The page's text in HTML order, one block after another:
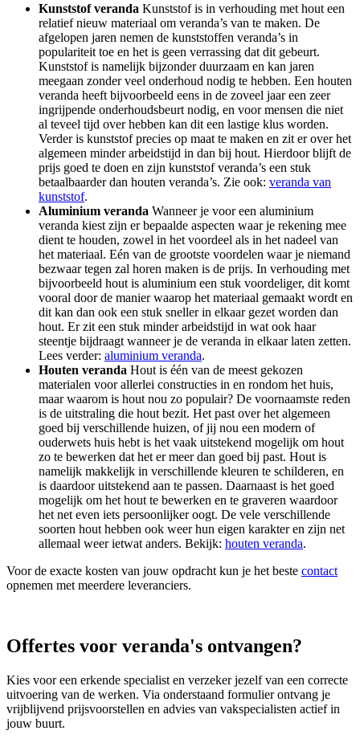
Kunststof veranda Kunststof is in verhouding met hout een
relatief nieuw materiaal om veranda’s van te maken. De
afgelopen jaren nemen de kunststoffen veranda’s in
populariteit toe en het is geen verrassing dat dit gebeurt.
Kunststof is namelijk bijzonder duurzaam en kan jaren
meegaan zonder veel onderhoud nodig te hebben. Een houten
veranda heeft bijvoorbeeld eens in de zoveel jaar een zeer
ingrijpende onderhoudsbeurt nodig, en voor mensen die niet
al teveel tijd over hebben kan dit een lastige klus worden.
Verder is kunststof precies op maat te maken en zit er over het
algemeen minder arbeidstijd in dan bij hout. Hierdoor blijft de
prijs goed te doen en zijn kunststof veranda’s een stuk
betaalbaarder dan houten veranda’s. Zie ook: veranda van
kunststof.
Aluminium veranda Wanneer je voor een aluminium
veranda kiest zijn er bepaalde aspecten waar je rekening mee
dient te houden, zowel in het voordeel als in het nadeel van
het materiaal. Eén van de grootste voordelen waar je niemand
bezwaar tegen zal horen maken is de prijs. In verhouding met
bijvoorbeeld hout is aluminium een stuk voordeliger, dit komt
vooral door de manier waarop het materiaal gemaakt wordt en
dit kan dan ook een stuk sneller in elkaar gezet worden dan
hout. Er zit een stuk minder arbeidstijd in wat ook haar
steentje bijdraagt wanneer je de veranda in elkaar laten zetten.
Lees verder: aluminium veranda.
Houten veranda Hout is één van de meest gekozen
materialen voor allerlei constructies in en rondom het huis,
maar waarom is hout nou zo populair? De voornaamste reden
is de uitstraling die hout bezit. Het past over het algemeen
goed bij verschillende huizen, of jij nou een modern of
ouderwets huis hebt is het vaak uitstekend mogelijk om hout
zo te bewerken dat het er meer dan goed bij past. Hout is
namelijk makkelijk in verschillende kleuren te schilderen, en
is daardoor uitstekend aan te passen. Daarnaast is het goed
mogelijk om het hout te bewerken en te graveren waardoor
het net even iets persoonlijker oogt. De vele verschillende
soorten hout hebben ook weer hun eigen karakter en zijn net
allemaal weer ietwat anders. Bekijk: houten veranda.
Voor de exacte kosten van jouw opdracht kun je het beste contact
opnemen met meerdere leveranciers.
Offertes voor veranda's ontvangen?
Kies voor een erkende specialist en verzeker jezelf van een correcte
uitvoering van de werken. Via onderstaand formulier ontvang je
vrijblijvend prijsvoorstellen en advies van vakspecialisten actief in
jouw buurt.